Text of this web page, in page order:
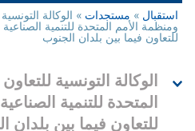
أنت
هنا
استقبال » مستجدات » الوكالة
ومنظمة الأمم المتحدة للتنمية
للتعاون فيما بين بلدان الجنوب
الوكالة التونسية
المتحدة للتنمية
للتعاون فيما بين بلدان